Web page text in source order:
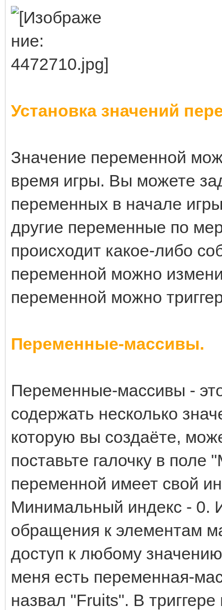
Установка значений
Значение переменной
время игры. Вы можете
переменных в начале
другие переменные по
происходит какое-либо
переменной можно
переменной можно
Переменные-массивы.
Переменные-массивы -
содержать несколько
которую вы создаёте,
поставьте галочку в
переменной имеет свой
Минимальный индекс - 0.
обращения к элементам
доступ к любому
меня есть переменная-
назвал "Fruits". В